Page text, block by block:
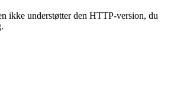
ikke understøtter den HTTP-version, du